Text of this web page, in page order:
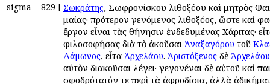
sigma 829 [ Σωκράτης, Σωφρονίσκου λιθοξόου καὶ μητρὸς
μαίας· πρότερον γενόμενος λιθοξόος, ὥστε καί
ἔργον εἶναι τὰς Ἀθήνησιν ἐνδεδυμένας Χάριτας·
φιλοσοφήσας διὰ τὸ ἀκοῦσαι Ἀναξαγόρου τοῦ
Δάμωνος, εἶτα Ἀρχελάου. Ἀριστόξενος δὲ Ἀρχελάου
αὐτὸν διακοῦσαι λέγει· γεγονέναι δὲ αὐτοῦ καὶ
σφοδρότατόν τε περὶ τὰ ἀφροδίσια, ἀλλὰ